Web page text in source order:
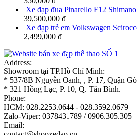
Xe đạp đua Pinarello F12
39,500,000 ₫
Xe đạp trẻ em Volkswagen
2,499,000 ₫
Address:
Showroom tại TP.Hồ Chí Minh:
* 537/8B Nguyễn Oanh, , P. 17, Quận
* 321 Hồng Lạc, P. 10, Q. Tân Bình.
Phone:
HCM: 028.2253.0644 - 028.3592.0679
Zalo-Viper: 0378431789 / 0906.305.305
Email: